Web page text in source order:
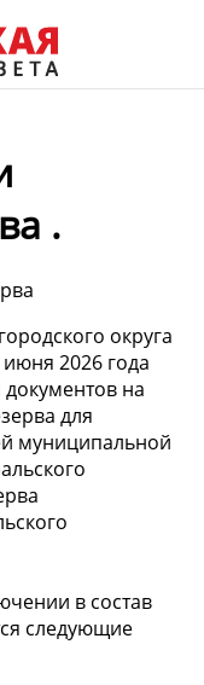
.
округа
2026 года
на
для
муниципальной
в состав
следующие